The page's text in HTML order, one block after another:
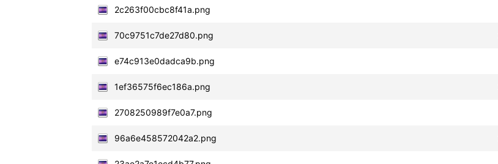
2c263f00cbc8f41a.png
70c9751c7de27d80.png
e74c913e0dadca9b.png
1ef36575f6ec186a.png
2708250989f7e0a7.png
96a6e458572042a2.png